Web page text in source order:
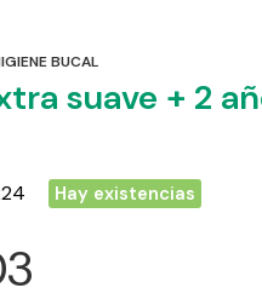
BUCAL
suave + 2
Hay existencias